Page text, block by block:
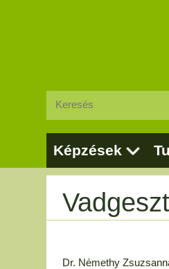
Képzések
Dr. Némethy